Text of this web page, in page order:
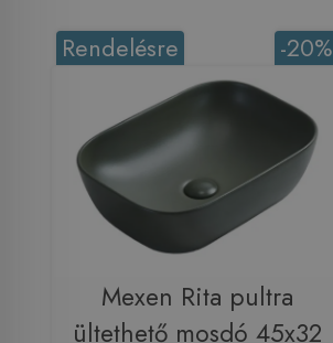
-20%
Rendelésre
Mexen Rita pultra
ültethető mosdó 45x32